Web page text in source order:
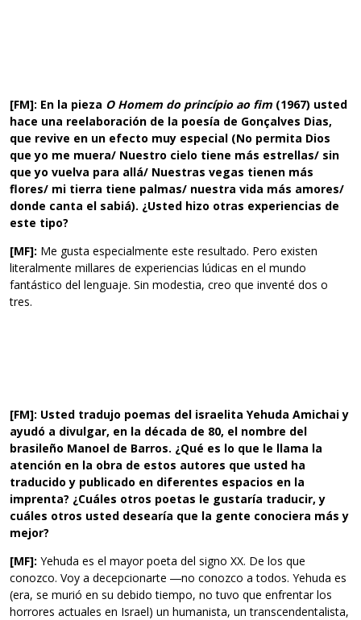
[FM]: En la pieza O Homem do princípio ao fim (1967) usted
hace una reelaboración de la poesía de Gonçalves Dias,
que revive en un efecto muy especial (No permita Dios
que yo me muera/ Nuestro cielo tiene más estrellas/ sin
que yo vuelva para allá/ Nuestras vegas tienen más
flores/ mi tierra tiene palmas/ nuestra vida más amores/
donde canta el sabiá). ¿Usted hizo otras experiencias de
este tipo?
[MF]: Me gusta especialmente este resultado. Pero existen
literalmente millares de experiencias lúdicas en el mundo
fantástico del lenguaje. Sin modestia, creo que inventé dos o
tres.
[FM]: Usted tradujo poemas del israelita Yehuda Amichai y
ayudó a divulgar, en la década de 80, el nombre del
brasileño Manoel de Barros. ¿Qué es lo que le llama la
atención en la obra de estos autores que usted ha
traducido y publicado en diferentes espacios en la
imprenta? ¿Cuáles otros poetas le gustaría traducir, y
cuáles otros usted desearía que la gente conociera más y
mejor?
[MF]: Yehuda es el mayor poeta del signo XX. De los que
conozco. Voy a decepcionarte ―no conozco a todos. Yehuda es
(era, se murió en su debido tiempo, no tuvo que enfrentar los
horrores actuales en Israel) un humanista, un transcendentalista,